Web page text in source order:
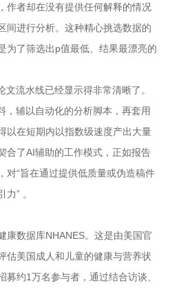
作者却在没有提供任何解释的情况
间进行分析。这种精心挑选数据的
为了筛选出p值最低、结果最漂亮的
流水线已经显示得非常清晰了。
，辅以自动化的分析脚本，再套用
以在短期内以指数级速度产出大量
合了AI辅助的工作模式，正如报告
对“旨在通过提供低质量或伪造稿件
” 。
康数据库NHANES。这是由美国官
估美国成人和儿童的健康与营养状
约1万名参与者，通过结合访谈、